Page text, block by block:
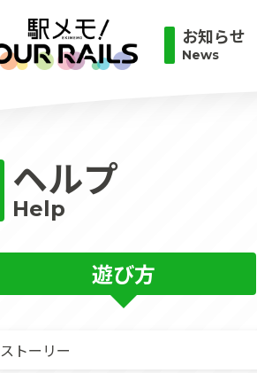
お知らせ
News
ヘルプ
Help
遊び方
ストーリー